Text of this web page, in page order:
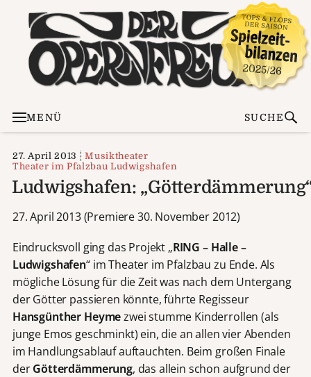
MENÜ SUCHE
27. April 2013
Musiktheater
Theater im Pfalzbau Ludwigshafen
Ludwigshafen:
27. April 2013 (Premiere 30. November 2012)
Eindrucksvoll ging das Projekt „RING – Halle –
Ludwigshafen“ im Theater im Pfalzbau zu Ende. Als
mögliche Lösung für die Zeit was nach dem Untergang
der Götter passieren könnte, führte Regisseur
Hansgünther Heymezwei stumme Kinderrollen (als
junge Emos geschminkt) ein, die an allen vier Abenden
im Handlungsablauf auftauchten. Beim großen Finale
derGötterdämmerung, das allein schon aufgrund der